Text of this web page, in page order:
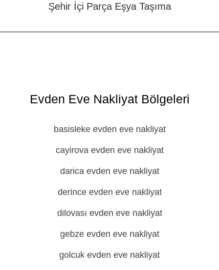
Şehir İçi Parça Eşya Taşıma
Evden Eve Nakliyat Bölgeleri
basisleke evden eve nakliyat
cayirova evden eve nakliyat
darica evden eve nakliyat
derince evden eve nakliyat
dilovası evden eve nakliyat
gebze evden eve nakliyat
golcuk evden eve nakliyat